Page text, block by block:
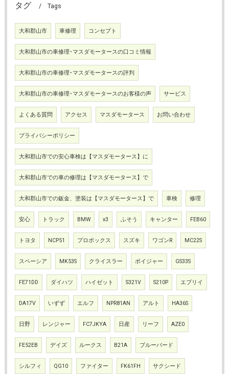
タグ Tags
大和郡山市 車修理 コンセプト
大和郡山市の車修理･マスダモータースの口コミ情報
大和郡山市の車修理･マスダモータースの評判
大和郡山市の車修理･マスダモータースのお客様の声 サービス
よくある質問 アクセス マスダモータース お問い合わせ
プライバシーポリシー
大和郡山市での安心車検は【マスダモータース】に
大和郡山市での車の修理は【マスダモータース】で
大和郡山市での鈑金、塗装は【マスダモータース】で 車検 修理
安心 トラック BMW x3 ふそう キャンター FEB60
トヨタ NCP51 プロボックス スズキ ワゴンR MC22S
スペーシア MK53S クライスラー ボイジャー GS33S
FE71DD ダイハツ ハイゼット S321V S210P エブリイ
DA17V いずず エルフ NPR81AN アルト HA36S
日野 レンジャー FC7JKYA 日産 リーフ AZE0
FE52EB デイズ ルークス B21A ブルーバード
シルフィ QG10 ファイター FK61FH サクシード